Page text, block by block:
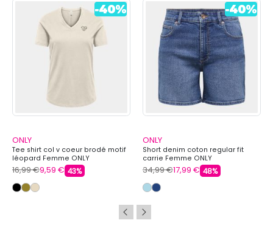
ONLY
Tee shirt col v coeur brodé motif
léopard Femme ONLY
16,99 €9,59 € 43%
ONLY
Short denim coton regular fit
carrie Femme ONLY
34,99 €17,99 € 48%